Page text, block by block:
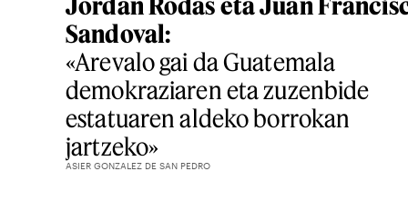
Sandoval:
«Arevalo gai da Guatemala
demokraziaren eta zuzenbide
estatuaren aldeko borrokan
jartzeko»
ASIER GONZALEZ DE SAN PEDRO